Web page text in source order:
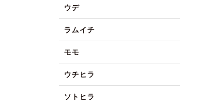
ウデ
ラムイチ
モモ
ウチヒラ
ソトヒラ